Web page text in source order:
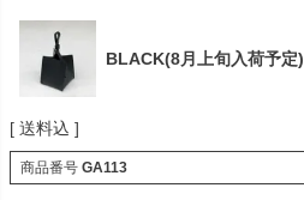
BLACK(8月上旬入荷予定)
送料込
商品番号 GA113